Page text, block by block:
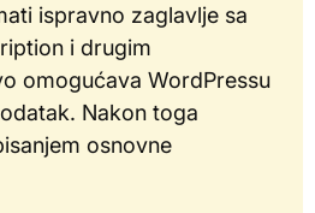
ispravno zaglavlje sa
i drugim
omogućava WordPressu
Nakon toga
osnovne